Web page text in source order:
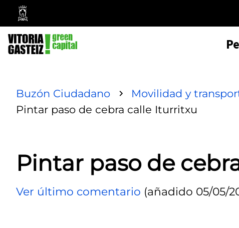
Ayuntamiento
Vitoria-
Gasteiz
Buzón Ciudadano Movilidad y
Pintar paso de cebra calle Iturritxu
Pintar paso de
Ver último comentario (añadido 05/05/